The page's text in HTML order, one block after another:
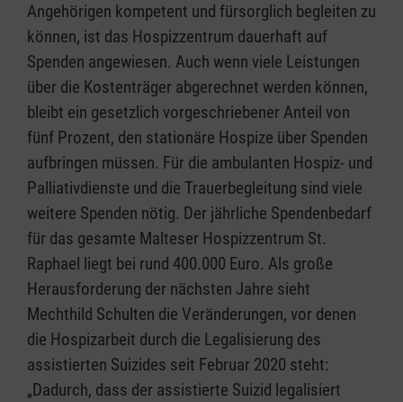
Angehörigen kompetent und fürsorglich begleiten zu
können, ist das Hospizzentrum dauerhaft auf
Spenden angewiesen. Auch wenn viele Leistungen
über die Kostenträger abgerechnet werden können,
bleibt ein gesetzlich vorgeschriebener Anteil von
fünf Prozent, den stationäre Hospize über Spenden
aufbringen müssen. Für die ambulanten Hospiz- und
Palliativdienste und die Trauerbegleitung sind viele
weitere Spenden nötig. Der jährliche Spendenbedarf
für das gesamte Malteser Hospizzentrum St.
Raphael liegt bei rund 400.000 Euro. Als große
Herausforderung der nächsten Jahre sieht
Mechthild Schulten die Veränderungen, vor denen
die Hospizarbeit durch die Legalisierung des
assistierten Suizides seit Februar 2020 steht:
„Dadurch, dass der assistierte Suizid legalisiert